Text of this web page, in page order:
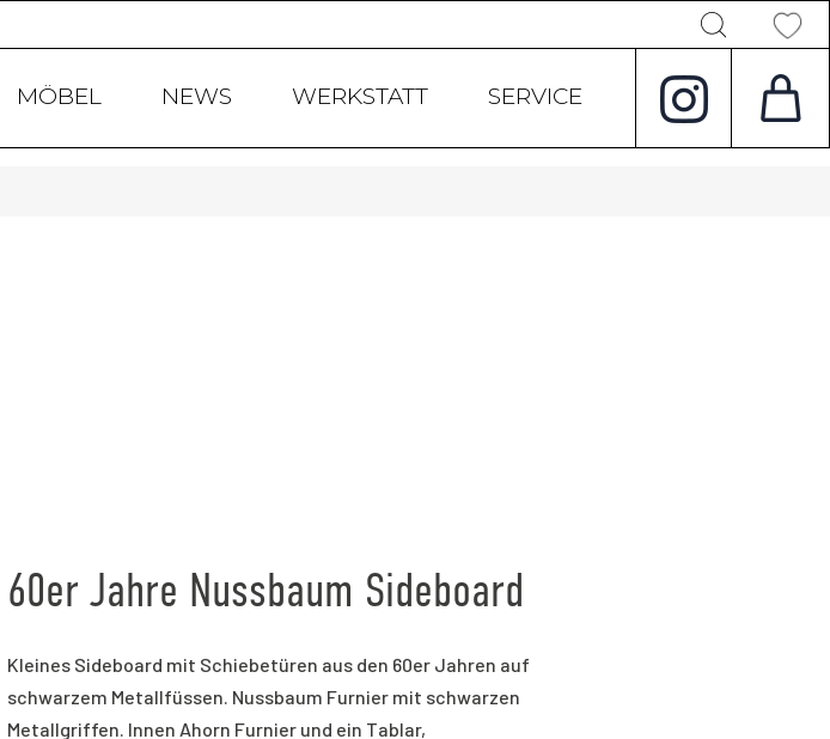
MÖBEL NEWS WERKSTATT SERVICE
Products
60er Jahre Nussbaum Sideboard
Kleines Sideboard mit Schiebetüren aus den 60er Jahren auf
schwarzem Metallfüssen. Nussbaum Furnier mit schwarzen
Metallgriffen. Innen Ahorn Furnier und ein Tablar,